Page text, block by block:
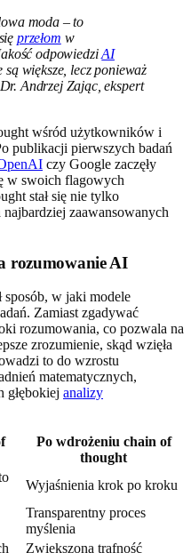
moda – to
przełom w
odpowiedziAI
są większe, lecz ponieważ
Andrzej Zając, ekspert
wśród użytkowników i
publikacji pierwszych badań
czy Google zaczęły
w swoich flagowych
stał się nie tylko
zaawansowanych
rozumowanie AI
sposób, w jaki modele
Zamiast zgadywać
rozumowania, co pozwala na
zrozumienie, skąd wzięła
to do wzrostu
matematycznych,
głębokiej analizy
Po wdrożeniu chain of
thought
Wyjaśnienia krok po kroku
Transparentny proces
myślenia
Zwiększona trafność